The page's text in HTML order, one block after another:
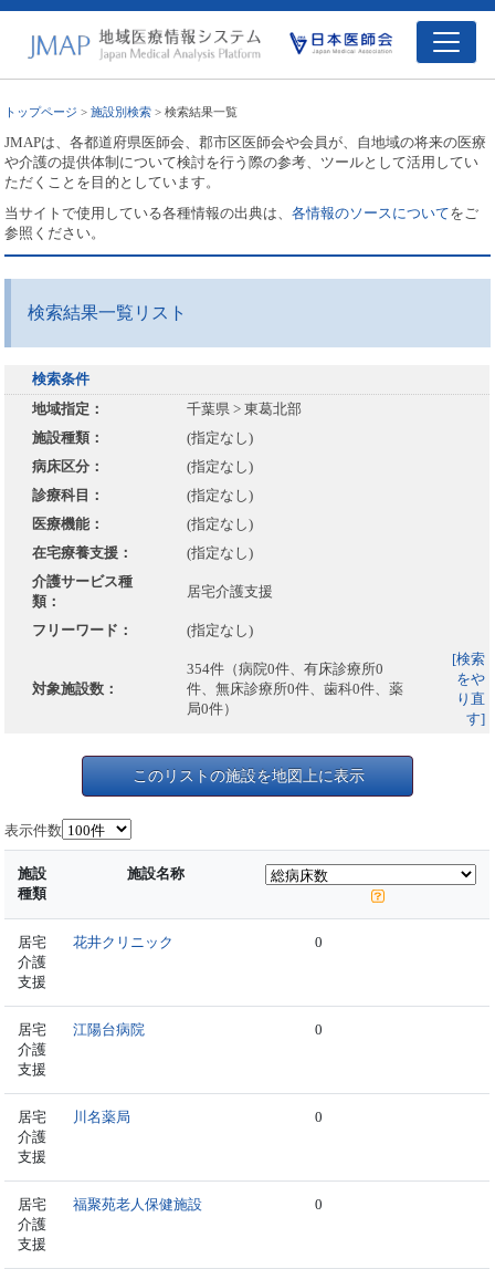
トップページ >施設別検索 > 検索結果一覧
JMAPは、各都道府県医師会、郡市区医師会や会員が、自地域の将来の医療
や介護の提供体制について検討を行う際の参考、ツールとして活用してい
ただくことを目的としています。
当サイトで使用している各種情報の出典は、各情報のソースについてをご
参照ください。
検索結果一覧リスト
検索条件
地域指定：
千葉県 > 東葛北部
施設種類：
(指定なし)
病床区分：
(指定なし)
診療科目：
(指定なし)
医療機能：
(指定なし)
在宅療養支援：
(指定なし)
介護サービス種
類：
居宅介護支援
フリーワード： (指定なし)
対象施設数：
354件（病院0件、有床診療所0
件、無床診療所0件、歯科0件、薬
局0件）
[検索
をや
り直
す]
このリストの施設を地図上に表示
表示件数
施設
種類
施設名称
居宅
介護
支援
花井クリニック 0
居宅
介護
支援
江陽台病院 0
居宅
介護
支援
川名薬局 0
居宅
介護
支援
福聚苑老人保健施設 0